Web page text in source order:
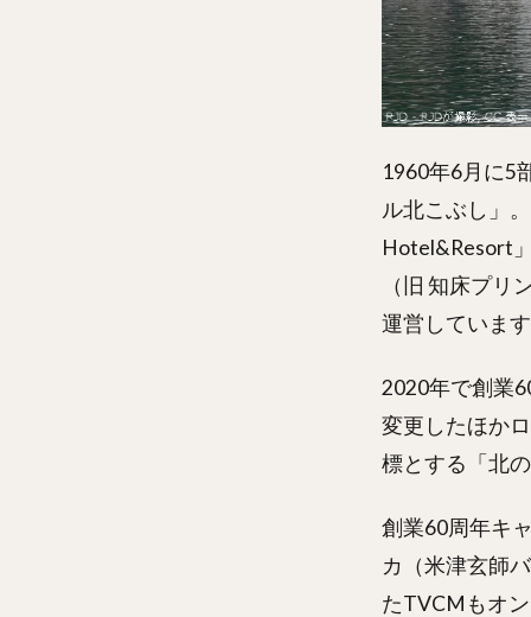
1960年6月に5
ル北こぶし」
Hotel&Resort
（旧 知床プ
運営していま
2020年で創業
変更したほか
標とする「北
創業60周年キ
カ（米津玄師
たTVCMもオ